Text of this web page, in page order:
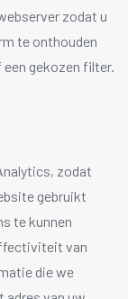
zodat u
te onthouden
gekozen filter.
zodat
gebruikt
te kunnen
van
die we